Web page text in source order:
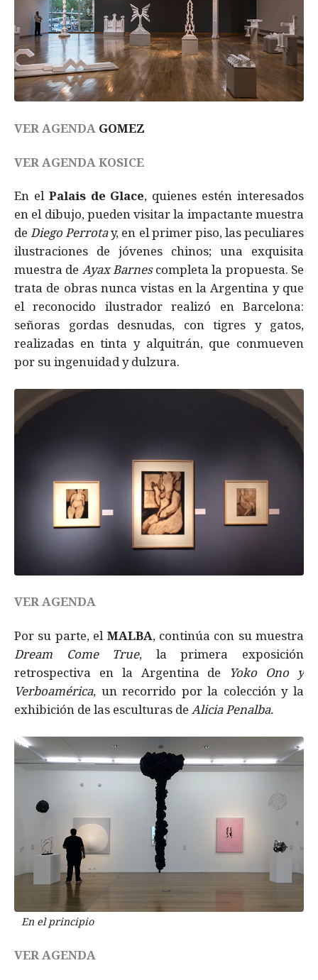
VER AGENDA GOMEZ
VER AGENDA KOSICE
En elPalais de Glace, quienes estén interesados
en el dibujo, pueden visitar la impactante muestra
deDiego Perrotay, en el primer piso, las peculiares
ilustraciones de jóvenes chinos; una exquisita
muestra de Ayax Barnescompleta la propuesta. Se
trata de obras nunca vistas en la Argentina y que
el reconocido ilustrador realizó en Barcelona:
señoras gordas desnudas, con tigres y gatos,
realizadas en tinta y alquitrán, que conmueven
por su ingenuidad y dulzura.
VER AGENDA
Por su parte, el MALBA, continúa con su muestra
Dream Come True, la primera exposición
retrospectiva en la Argentina de Yoko Ono y
Verboamérica, un recorrido por la colección y la
exhibición de las esculturas de Alicia Penalba.
En el principio
VER AGENDA